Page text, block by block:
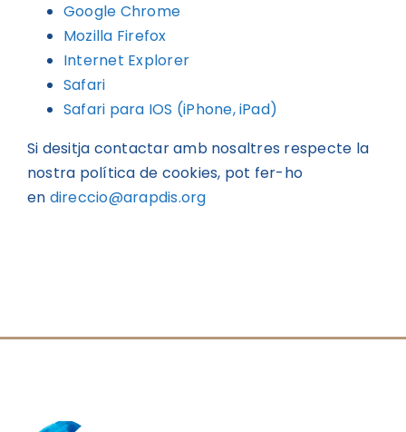
Google Chrome
Mozilla Firefox
Internet Explorer
Safari
Safari para IOS (iPhone, iPad)
Si desitja contactar amb nosaltres respecte la
nostra política de cookies, pot fer-ho
en direccio@arapdis.org